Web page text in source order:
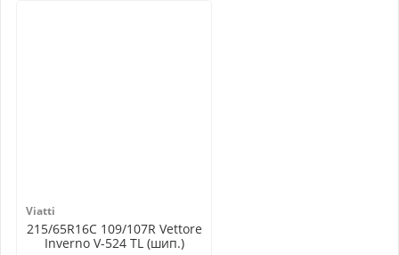
Viatti
215/65R16C 109/107R Vettore
Inverno V-524 TL (шип.)